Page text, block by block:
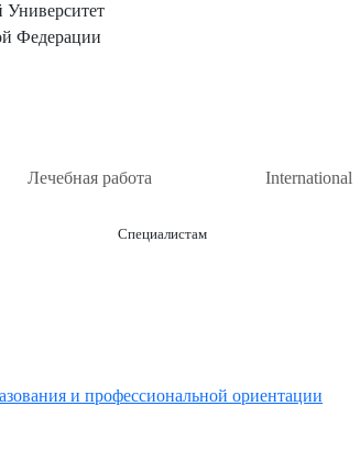
Федерации
Лечебная работа International
Специалистам
и профессиональной ориентации